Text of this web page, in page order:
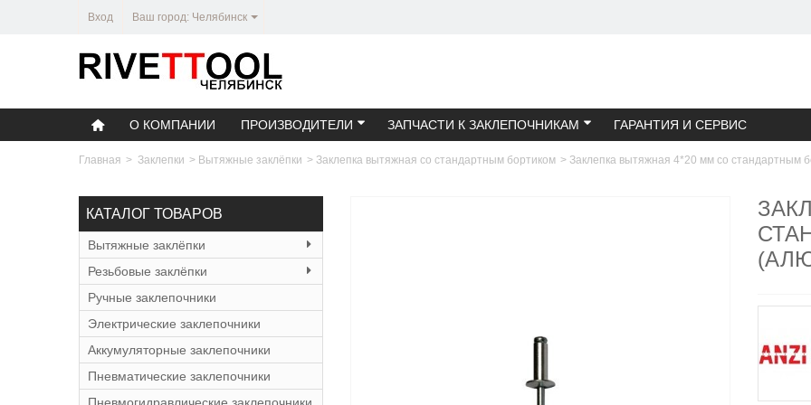
Вход Ваш город: Челябинск
О КОМПАНИИ ПРОИЗВОДИТЕЛИ ЗАПЧАСТИ К ЗАКЛЕПОЧНИКАМ ГАРАНТИЯ И СЕРВИС
Главная > Заклепки > Вытяжные заклёпки > Заклепка вытяжная со стандартным бортиком > Заклепка вытяжная 4*20 мм со стандартным
КАТАЛОГ ТОВАРОВ
Вытяжные заклёпки
Резьбовые заклёпки
Ручные заклепочники
Электрические заклепочники
Аккумуляторные заклепочники
Пневматические заклепочники